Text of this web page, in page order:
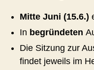
Mitte Juni (15.6.)
In begründeten
Die Sitzung zur
findet jeweils im